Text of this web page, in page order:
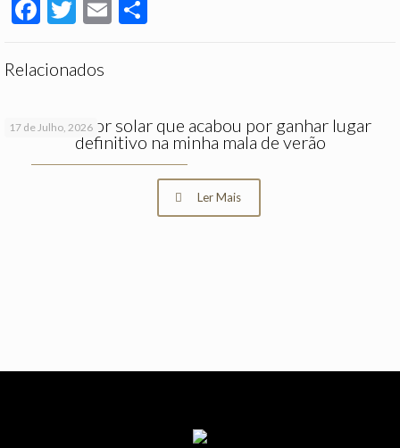
Facebook
Twitter
Email
Relacionados
17 de Julho, 2026
O protetor solar que acabou por ganhar lugar
definitivo na minha mala de verão
Ler Mais